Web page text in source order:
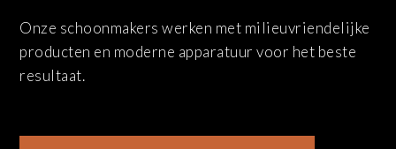
Onze schoonmakers werken met milieuvriendelijke
producten en moderne apparatuur voor het beste
resultaat.